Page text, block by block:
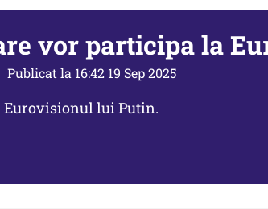
vor participa la
Publicat la 16:42 19 Sep 2025
Eurovisionul lui Putin.